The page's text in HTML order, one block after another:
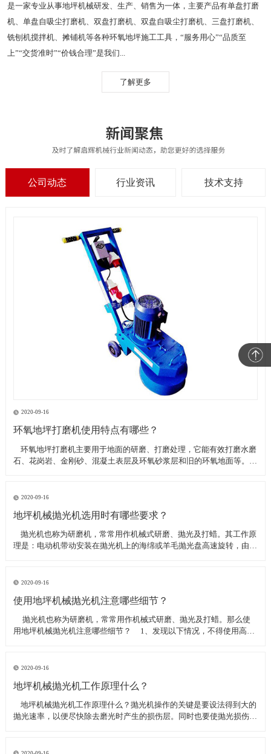
是一家专业从事地坪机械研发、生产、销售为一体，主要产品有单盘打磨
机、单盘自吸尘打磨机、双盘打磨机、双盘自吸尘打磨机、三盘打磨机、
铣刨机搅拌机、摊铺机等各种环氧地坪施工工具，“服务用心”“品质至
上”“交货准时”“价钱合理”是我们...
了解更多
公司动态 行业资讯 技术支持
2020-09-16
环氧地坪打磨机使用特点有哪些？
​ 环氧地坪打磨机主要用于地面的研磨、打磨处理，它能有效打磨水磨
石、花岗岩、金刚砂、混凝土表层及环氧砂浆层和旧的环氧地面等。具
地坪工程处理的必备设
2020-09-16
地坪机械抛光机选用时有哪些要求？
​ 抛光机也称为研磨机，常常用作机械式研磨、抛光及打蜡。其工作原
理是：电动机带动安装在抛光机上的海绵或羊毛抛光盘高速旋转，由于
求？
2020-09-16
使用地坪机械抛光机注意哪些细节？
​ 抛光机也称为研磨机，常常用作机械式研磨、抛光及打蜡。那么使
用地坪机械抛光机注意哪些细节？ 1、发现以下情况，不得使用高速
2020-09-16
地坪机械抛光机工作原理什么？
​ 地坪机械抛光机工作原理什么？抛光机操作的关键是要设法得到大的
抛光速率，以便尽快除去磨光时产生的损伤层。同时也要使抛光损伤层
较深；后者要求使用最细的